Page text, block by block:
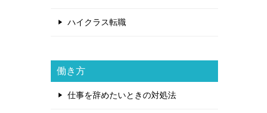
ハイクラス転職
働き方
仕事を辞めたいときの対処法